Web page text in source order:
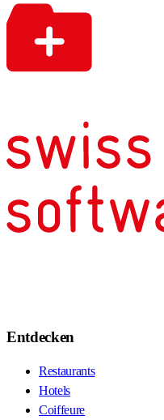
Entdecken
Restaurants
Hotels
Coiffeure